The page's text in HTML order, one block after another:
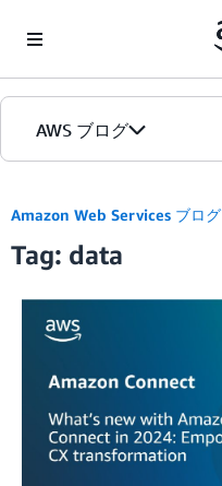
AWS ブログ
カテゴリ
エディション
Amazon Web Services ブログ
Tag: data